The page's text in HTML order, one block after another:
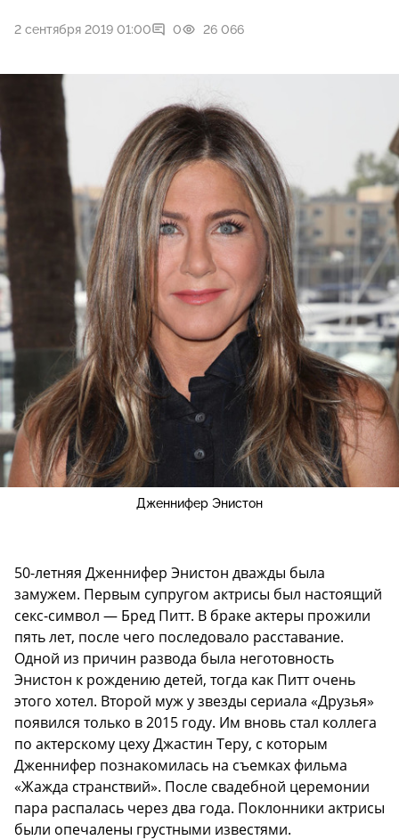
2 сентября 2019 01:00 0 26 066
Дженнифер Энистон
50-летняя Дженнифер Энистон дважды была
замужем. Первым супругом актрисы был настоящий
секс-символ — Бред Питт. В браке актеры прожили
пять лет, после чего последовало расставание.
Одной из причин развода была неготовность
Энистон к рождению детей, тогда как Питт очень
этого хотел. Второй муж у звезды сериала «Друзья»
появился только в 2015 году. Им вновь стал коллега
по актерскому цеху Джастин Теру, с которым
Дженнифер познакомилась на съемках фильма
«Жажда странствий». После свадебной церемонии
пара распалась через два года. Поклонники актрисы
были опечалены грустными известями.